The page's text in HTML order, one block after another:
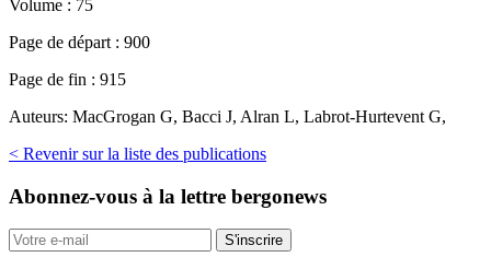
Volume : 75
Page de départ : 900
Page de fin : 915
Auteurs: MacGrogan G, Bacci J, Alran L, Labrot-Hurtevent G,
< Revenir sur la liste des publications
Abonnez-vous à la lettre bergonews
S'inscrire